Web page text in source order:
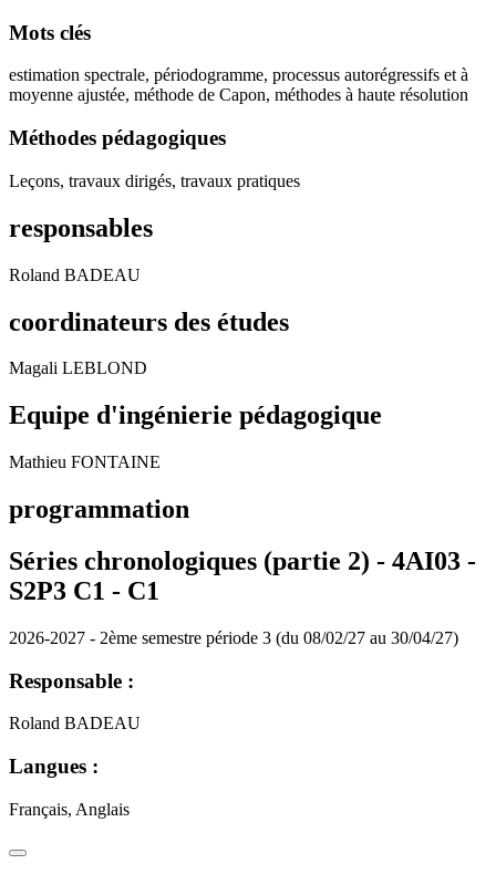
Mots clés
estimation spectrale, périodogramme, processus autorégressifs et à
moyenne ajustée, méthode de Capon, méthodes à haute résolution
Méthodes pédagogiques
Leçons, travaux dirigés, travaux pratiques
responsables
Roland BADEAU
coordinateurs des études
Magali LEBLOND
Equipe d'ingénierie pédagogique
Mathieu FONTAINE
programmation
Séries chronologiques (partie 2) - 4AI03 -
S2P3 C1 - C1
2026-2027 - 2ème semestre période 3 (du 08/02/27 au 30/04/27)
Responsable :
Roland BADEAU
Langues :
Français, Anglais